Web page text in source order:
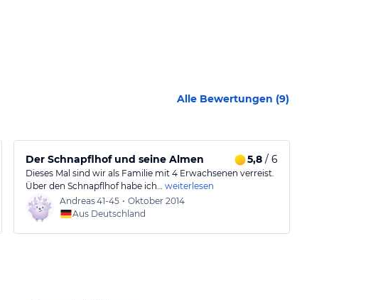
Alle Bewertungen (9)
Der Schnapflhof und seine Almen 5,8/ 6
Dieses Mal sind wir als Familie mit 4 Erwachsenen verreist.
Über den Schnapflhof habe ich… weiterlesen
Andreas41-45 • Oktober 2014
Aus Deutschland